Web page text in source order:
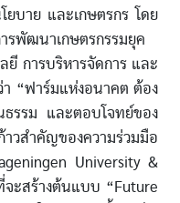
บาย และเกษตรกร โดย
รพัฒนาเกษตรกรรมยุค
ยี การบริหารจัดการ และ
า “ฟาร์มแห่งอนาคต ต้อง
รรม และตอบโจทย์ของ
สำคัญของความร่วมมือ
University &
จะสร้างต้นแบบ “Future